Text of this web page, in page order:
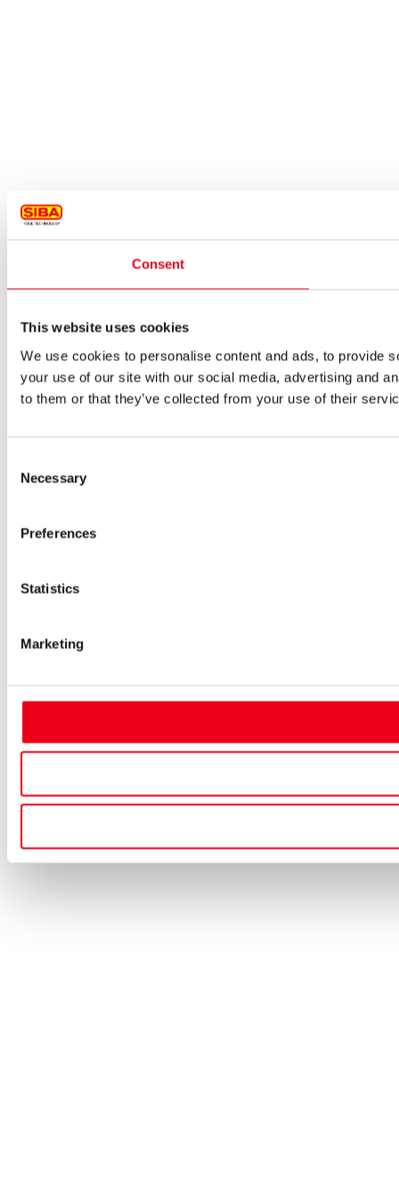
Consent
This website uses cookies
We use cookies to personalise content and ads, to provide
your use of our site with our social media, advertising and
to them or that they’ve collected from your use of their
Selection
Necessary
Preferences
Statistics
Marketing